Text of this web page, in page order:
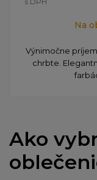
Na
Výnimočne
chrbte.
Ako